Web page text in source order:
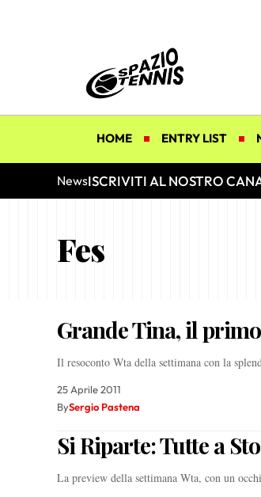
HOME ENTRY LIST
NewsISCRIVITI AL NOSTRO
Fes
Grande Tina, il
Il resoconto Wta della settimana con la
25 Aprile 2011
BySergio Pastena
Si Riparte: Tutte a
La preview della settimana Wta, con un